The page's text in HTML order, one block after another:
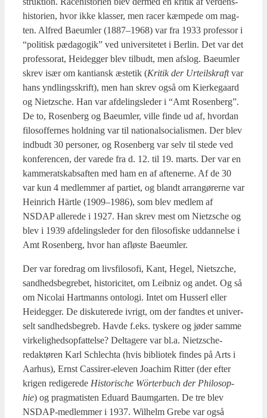
hi­sto­ri­en, hvor ikke klas­ser, men racer kæm­pe­de om mag­
ten. Alfred Bae­um­ler (1887–1968) var fra 1933 pro­fes­sor i
“poli­tisk pæda­go­gik” ved uni­ver­si­te­tet i Ber­lin. Det var det
pro­fes­sorat, Hei­deg­ger blev til­budt, men afslog. Bae­um­ler
skrev især om kan­ti­ansk æste­tik (Kri­tik der Urteils­kraftvar
hans ynd­lings­skrift), men han skrev også om Kier­ke­gaard
og Nietz­sche. Han var afde­lings­le­der i “Amt Rosen­berg”.
De to, Rosen­berg og Bae­um­ler, vil­le fin­de ud af, hvor­dan
filo­sof­fer­nes hold­ning var til natio­nalso­ci­a­lis­men. Der blev
ind­budt 30 per­so­ner, og Rosen­berg var selv til ste­de ved
kon­fe­ren­cen, der vare­de fra d. 12. til 19. marts. Der var en
kam­me­rat­skabs­af­ten med ham en af afte­ner­ne. Af de 30
var kun 4 med­lem­mer af par­ti­et, og blandt arran­gø­rer­ne var
Hein­rich Härt­le (1909–1986), som blev med­lem af
NSDAP alle­re­de i 1927. Han skrev mest om Nietz­sche og
blev i 1939 afde­lings­le­der for den filo­so­fi­ske uddan­nel­se i
Amt Rosen­berg, hvor han aflø­ste Bae­um­ler.
Der var fored­rag om livs­fi­lo­so­fi, Kant, Hegel, Nietsz­che,
sand­heds­be­gre­bet, histo­ri­ci­tet, om Leib­niz og andet. Og så
om Nico­lai Hart­manns onto­lo­gi. Intet om Hus­serl eller
Hei­deg­ger. De dis­ku­te­re­de ivrigt, om der fand­tes et uni­ver­
selt sand­heds­be­greb. Hav­de f.eks. tyske­re og jøder sam­me
vir­ke­lig­heds­op­fat­tel­se? Del­ta­ge­re var bl.a. Nietz­sche-
redak­tø­ren Karl Schle­ch­ta (hvis bibli­o­tek fin­des på Arts i
Aar­hus), Ernst Cas­si­rer-ele­ven Joa­chim Rit­ter (der efter
kri­gen redi­ge­re­de Histo­ri­s­che Wör­ter­buch der Phi­los­op­
hie) og prag­ma­ti­sten Edu­ard Baum­g­ar­ten. De tre blev
NSDAP-med­lem­mer i 1937. Wil­helm Gre­be var også